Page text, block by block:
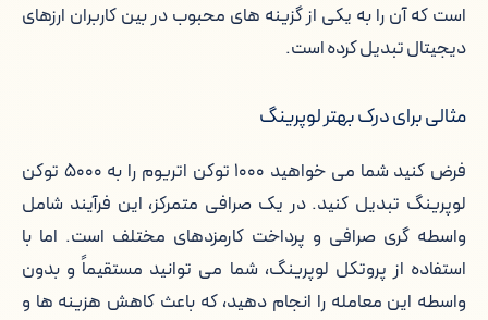
نحوه ایجاد لوپرینگ
فرصت ها و تهدیدهای لوپرینگ
بهترین صرافی برای خرید لوپرینگ
خرید لوپرینگ: مقایسه لوپرینگ با بیت
کوین، اتریوم و تتر
است که آن را به یکی از گزینه های محبوب در بین کاربران ارزهای
دیجیتال تبدیل کرده است.
مثالی برای درک بهتر لوپرینگ
فرض کنید شما می خواهید ۱۰۰۰ توکن اتریوم را به ۵۰۰۰ توکن
لوپرینگ تبدیل کنید. در یک صرافی متمرکز، این فرآیند شامل
واسطه گری صرافی و پرداخت کارمزدهای مختلف است. اما با
استفاده از پروتکل لوپرینگ، شما می توانید مستقیماً و بدون
واسطه این معامله را انجام دهید، که باعث کاهش هزینه ها و